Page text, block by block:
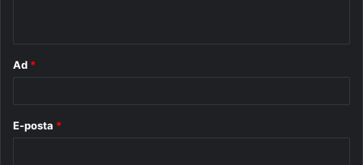
Ad *
E-posta *